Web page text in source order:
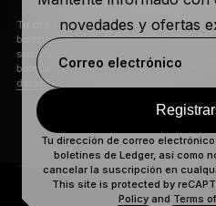
Tu dirección de correo electrónico
boletines de Ledger, así como
suscripción en cualquier momento
boletín.
Obtén más información sobre
derechos.
novedades y ofertas
Correo electrónico
Tu dirección de correo
boletines de Ledger, así como
cancelar la suscripción en
This site is protected by
Policyand Terms